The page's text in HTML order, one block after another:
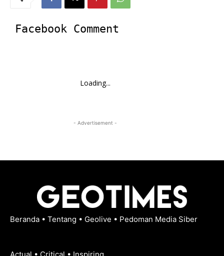
Facebook Comment
Loading...
- Advertisement -
Beranda • Tentang • Geolive • Pedoman Media Siber
Actual • Critical • Inspiring